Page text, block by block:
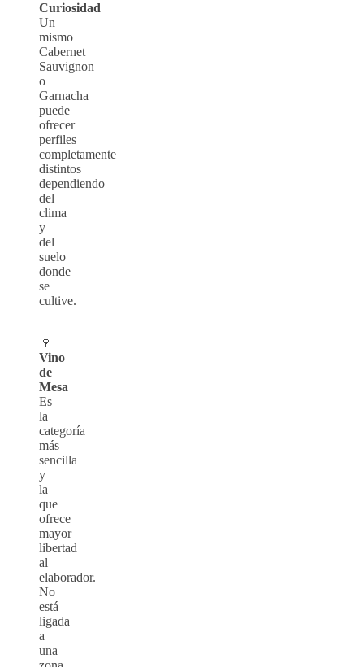
Curiosidad
Un
mismo
Cabernet
Sauvignon
o
Garnacha
puede
ofrecer
perfiles
completamente
distintos
dependiendo
del
clima
y
del
suelo
donde
se
cultive.
🍷
Vino
de
Mesa
Es
la
categoría
más
sencilla
y
la
que
ofrece
mayor
libertad
al
elaborador.
No
está
ligada
a
una